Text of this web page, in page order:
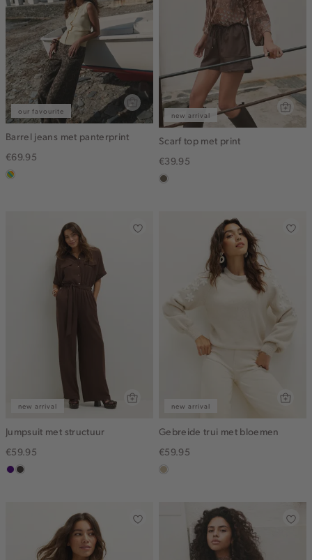
our favourite
Barrel jeans met panterprint
€69.95
meerkleurig
new arrival
Scarf top met print
€39.95
middenbruin
new arrival
Jumpsuit met structuur
€59.95
indigochoco
new arrival
Gebreide trui met bloemen
€59.95
lichtzand